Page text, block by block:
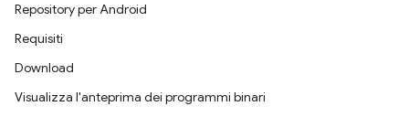
Repository per Android
Requisiti
Download
Visualizza l'anteprima dei programmi binari